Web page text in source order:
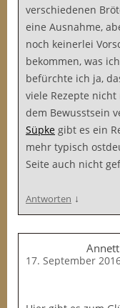
verschiedenen
eine Ausnahme,
noch keinerlei
bekommen, was
befürchte ich ja,
viele Rezepte
dem Bewusstsein
Süpke gibt es ein
mehr typisch
Seite auch nicht
Antworten ↓
Annett
17. September